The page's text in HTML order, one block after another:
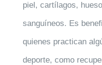
piel, cartílagos,
sanguíneos. Es
quienes practican
deporte, como